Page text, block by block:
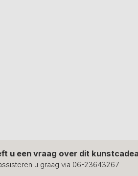
u een vraag over dit
u graag via 06-23643267